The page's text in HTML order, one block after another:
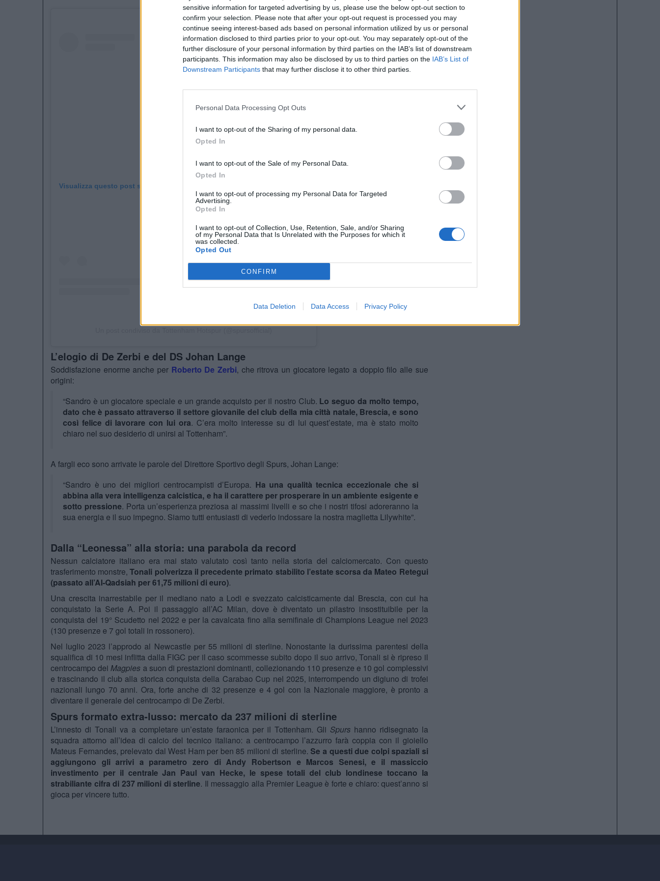
sensitive information for targeted advertising by us, please use the below opt-out section to
confirm your selection. Please note that after your opt-out request is processed you may
continue seeing interest-based ads based on personal information utilized by us or personal
information disclosed to third parties prior to your opt-out. You may separately opt-out of the
further disclosure of your personal information by third parties on the IAB’s list of downstream
participants. This information may also be disclosed by us to third parties on the IAB’s List of
Downstream Participants that may further disclose it to other third parties.
Personal Data Processing Opt Outs
I want to opt-out of the Sharing of my personal data.
Opted In
I want to opt-out of the Sale of my Personal Data.
Opted In
I want to opt-out of processing my Personal Data for Targeted
Advertising.
Opted In
I want to opt-out of Collection, Use, Retention, Sale, and/or Sharing
of my Personal Data that Is Unrelated with the Purposes for which it
was collected.
Opted Out
CONFIRM
Data Deletion Data Access Privacy Policy
Visualizza questo post su Instagram
L’elogio di De Zerbi e del DS Johan Lange
Soddisfazione enorme anche per Roberto De Zerbi, che ritrova un giocatore legato a doppio filo alle sue
origini:
“Sandro è un giocatore speciale e un grande acquisto per il nostro Club. Lo seguo da molto tempo,
dato che è passato attraverso il settore giovanile del club della mia città natale, Brescia, e sono
così felice di lavorare con lui ora. C’era molto interesse su di lui quest’estate, ma è stato molto
chiaro nel suo desiderio di unirsi al Tottenham”.
A fargli eco sono arrivate le parole del Direttore Sportivo degli Spurs, Johan Lange:
“Sandro è uno dei migliori centrocampisti d’Europa. Ha una qualità tecnica eccezionale che si
abbina alla vera intelligenza calcistica, e ha il carattere per prosperare in un ambiente esigente e
sotto pressione. Porta un’esperienza preziosa ai massimi livelli e so che i nostri tifosi adoreranno la
sua energia e il suo impegno. Siamo tutti entusiasti di vederlo indossare la nostra maglietta Lilywhite”.
Dalla “Leonessa” alla storia: una parabola da record
Nessun calciatore italiano era mai stato valutato così tanto nella storia del calciomercato. Con questo
trasferimento monstre,Tonali polverizza il precedente primato stabilito l’estate scorsa da Mateo Retegui
(passato all’Al-Qadsiah per 61,75 milioni di euro).
Una crescita inarrestabile per il mediano nato a Lodi e svezzato calcisticamente dal Brescia, con cui ha
conquistato la Serie A. Poi il passaggio all’AC Milan, dove è diventato un pilastro insostituibile per la
conquista del 19° Scudetto nel 2022 e per la cavalcata fino alla semifinale di Champions League nel 2023
(130 presenze e 7 gol totali in rossonero).
Nel luglio 2023 l’approdo al Newcastle per 55 milioni di sterline. Nonostante la durissima parentesi della
squalifica di 10 mesi inflitta dalla FIGC per il caso scommesse subito dopo il suo arrivo, Tonali si è ripreso il
centrocampo dei Magpies a suon di prestazioni dominanti, collezionando 110 presenze e 10 gol complessivi
e trascinando il club alla storica conquista della Carabao Cup nel 2025, interrompendo un digiuno di trofei
nazionali lungo 70 anni. Ora, forte anche di 32 presenze e 4 gol con la Nazionale maggiore, è pronto a
diventare il generale del centrocampo di De Zerbi.
Spurs formato extra-lusso: mercato da 237 milioni di sterline
L’innesto di Tonali va a completare un’estate faraonica per il Tottenham. Gli Spurshanno ridisegnato la
squadra attorno all’idea di calcio del tecnico italiano: a centrocampo l’azzurro farà coppia con il gioiello
Mateus Fernandes, prelevato dal West Ham per ben 85 milioni di sterline. Se a questi due colpi spaziali si
aggiungono gli arrivi a parametro zero di Andy Robertson e Marcos Senesi, e il massiccio
investimento per il centrale Jan Paul van Hecke, le spese totali del club londinese toccano la
strabiliante cifra di 237 milioni di sterline. Il messaggio alla Premier League è forte e chiaro: quest’anno si
gioca per vincere tutto.